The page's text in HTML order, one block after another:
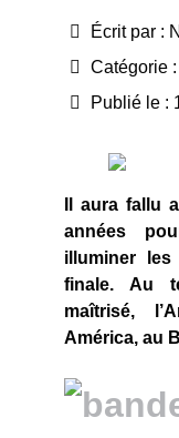
Écrit par :
Catégorie :
Publié le :
Il aura fallu
années
illuminer
finale. Au
maîtrisé,
América, au